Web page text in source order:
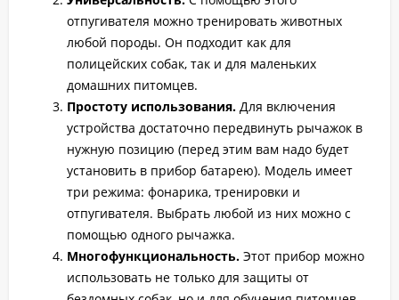
отпугивателя можно тренировать животных
любой породы. Он подходит как для
полицейских собак, так и для маленьких
домашних питомцев.
Простоту использования. Для включения
устройства достаточно передвинуть рычажок в
нужную позицию (перед этим вам надо будет
установить в прибор батарею). Модель имеет
три режима: фонарика, тренировки и
отпугивателя. Выбрать любой из них можно с
помощью одного рычажка.
Многофункциональность. Этот прибор можно
использовать не только для защиты от